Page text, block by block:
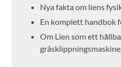
Nya fakta om liens
En komplett handbok
Om Lien som ett